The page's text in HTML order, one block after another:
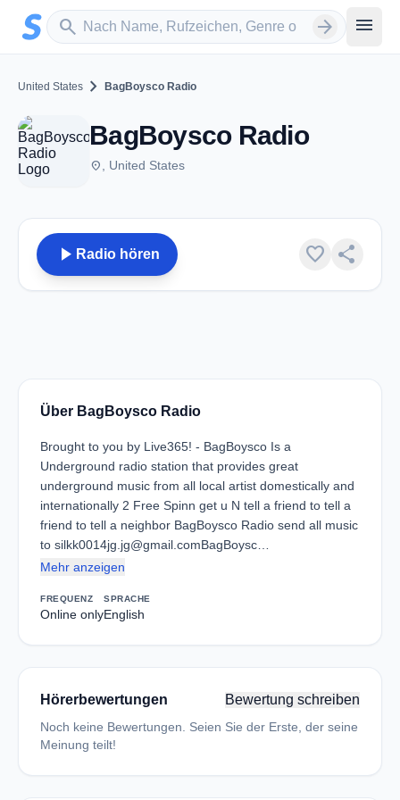
Zum Hauptinhalt springen
search
Sender suchen arrow_forward menu
United States chevron_right BagBoysco Radio
BagBoysco Radio
place , United States
play_arrow Radio hören favorite share
Über BagBoysco Radio
Brought to you by Live365! - BagBoysco Is a
Underground radio station that provides great
underground music from all local artist domestically and
internationally 2 Free Spinn get u N tell a friend to tell a
friend to tell a neighbor BagBoysco Radio send all music
to silkk0014jg.jg@gmail.comBagBoysc…
Mehr anzeigen
FREQUENZ
Online only
SPRACHE
English
Hörerbewertungen Bewertung schreiben
Noch keine Bewertungen. Seien Sie der Erste, der seine
Meinung teilt!